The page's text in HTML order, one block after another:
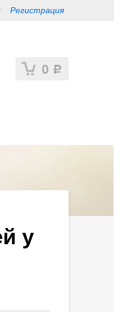
Регистрация
0 Р
у